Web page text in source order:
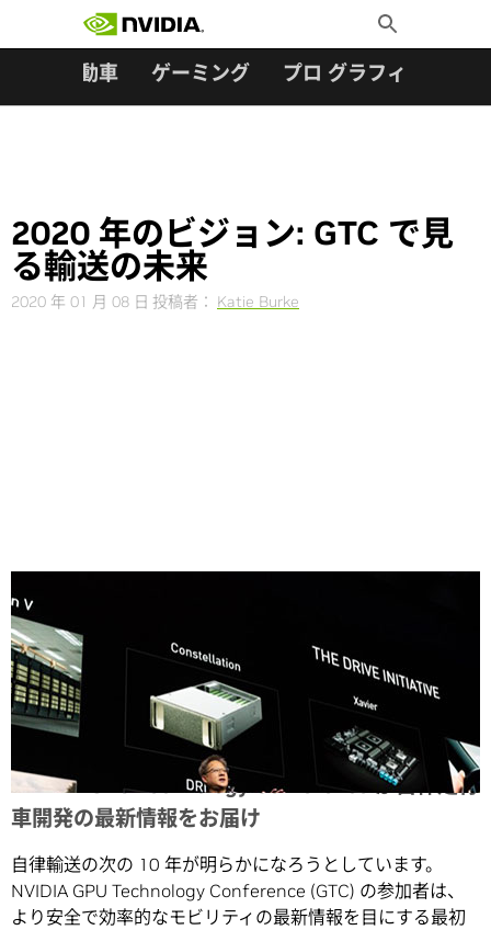
Toggle
Search
自動車 ゲーミング プロ グラフィックス
2020 年のビジョン: GTC で見
る輸送の未来
2020 年 01 月 08 日 投稿者： Katie Burke
Share
NVIDIA GPU Technology Conference が自律走行
車開発の最新情報をお届け
自律輸送の次の 10 年が明らかになろうとしています。
NVIDIA GPU Technology Conference (GTC) の参加者は、
より安全で効率的なモビリティの最新情報を目にする最初